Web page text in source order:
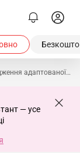
Правомірність затвердження адаптованої форми особового листка кадрів
— усе